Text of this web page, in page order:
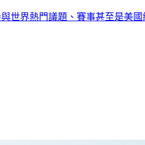
與世界熱門議題、賽事甚至是美國